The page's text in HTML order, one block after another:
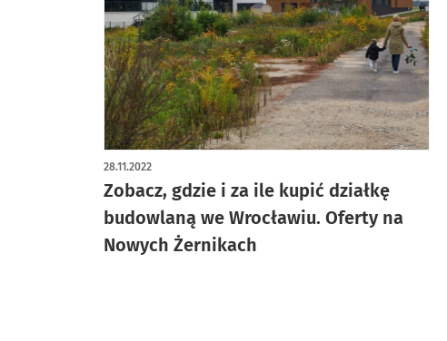
Zobacz, gdzie i za ile kupić działkę
budowlaną we Wrocławiu. Oferty na
Nowych Żernikach
28.11.2022
artykuł z galerią zdjęć